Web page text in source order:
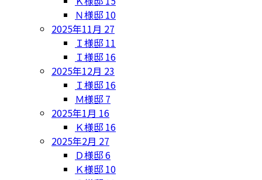
Ｎ様邸 10
2025年11月 27
Ｉ様邸 11
Ｉ様邸 16
2025年12月 23
Ｉ様邸 16
Ｍ様邸 7
2025年1月 16
Ｋ様邸 16
2025年2月 27
Ｄ様邸6
Ｋ様邸 10